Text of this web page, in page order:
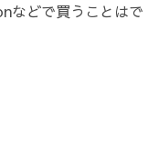
などで買うことはで